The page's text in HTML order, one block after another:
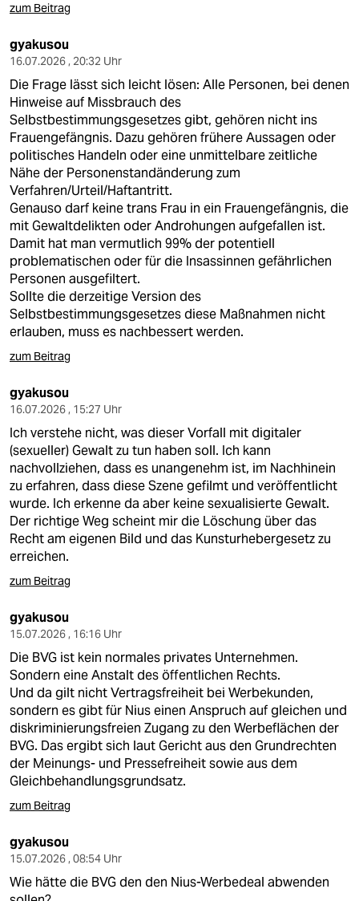
zum Beitrag
gyakusou
16.07.2026 , 20:32 Uhr
Die Frage lässt sich leicht lösen: Alle Personen, bei denen
Hinweise auf Missbrauch des
Selbstbestimmungsgesetzes gibt, gehören nicht ins
Frauengefängnis. Dazu gehören frühere Aussagen oder
politisches Handeln oder eine unmittelbare zeitliche
Nähe der Personenstandänderung zum
Verfahren/Urteil/Haftantritt.
Genauso darf keine trans Frau in ein Frauengefängnis, die
mit Gewaltdelikten oder Androhungen aufgefallen ist.
Damit hat man vermutlich 99% der potentiell
problematischen oder für die Insassinnen gefährlichen
Personen ausgefiltert.
Sollte die derzeitige Version des
Selbstbestimmungsgesetzes diese Maßnahmen nicht
erlauben, muss es nachbessert werden.
zum Beitrag
gyakusou
16.07.2026 , 15:27 Uhr
Ich verstehe nicht, was dieser Vorfall mit digitaler
(sexueller) Gewalt zu tun haben soll. Ich kann
nachvollziehen, dass es unangenehm ist, im Nachhinein
zu erfahren, dass diese Szene gefilmt und veröffentlicht
wurde. Ich erkenne da aber keine sexualisierte Gewalt.
Der richtige Weg scheint mir die Löschung über das
Recht am eigenen Bild und das Kunsturhebergesetz zu
erreichen.
zum Beitrag
gyakusou
15.07.2026 , 16:16 Uhr
Die BVG ist kein normales privates Unternehmen.
Sondern eine Anstalt des öffentlichen Rechts.
Und da gilt nicht Vertragsfreiheit bei Werbekunden,
sondern es gibt für Nius einen Anspruch auf gleichen und
diskriminierungsfreien Zugang zu den Werbeflächen der
BVG. Das ergibt sich laut Gericht aus den Grundrechten
der Meinungs- und Pressefreiheit sowie aus dem
Gleichbehandlungsgrundsatz.
zum Beitrag
gyakusou
15.07.2026 , 08:54 Uhr
Wie hätte die BVG den den Nius-Werbedeal abwenden